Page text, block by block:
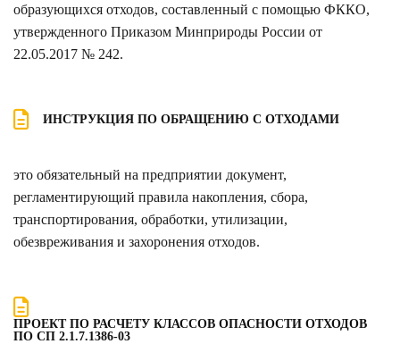
образующихся отходов, составленный с помощью ФККО,
утвержденного Приказом Минприроды России от
22.05.2017 № 242.
ИНСТРУКЦИЯ ПО ОБРАЩЕНИЮ С ОТХОДАМИ
это обязательный на предприятии документ,
регламентирующий правила накопления, сбора,
транспортирования, обработки, утилизации,
обезвреживания и захоронения отходов.
ПРОЕКТ ПО РАСЧЕТУ КЛАССОВ ОПАСНОСТИ ОТХОДОВ
ПО СП 2.1.7.1386-03